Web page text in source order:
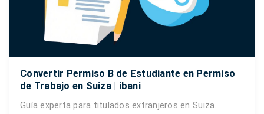
Convertir Permiso B de Estudiante en Permiso
de Trabajo en Suiza | ibani
Guía experta para titulados extranjeros en Suiza.